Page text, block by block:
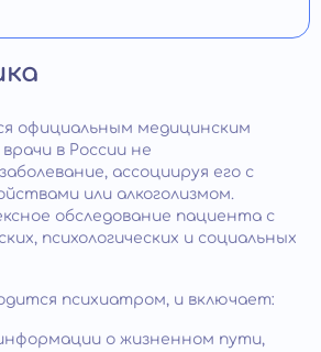
официальным медицинским
в России не
ассоциируя его с
или алкоголизмом.
обследование пациента с
психологических и социальных
психиатром, и включает:
о жизненном пути,